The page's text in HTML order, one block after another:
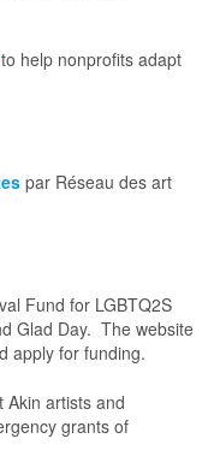
to help nonprofits adapt
par Réseau des art
Fund for LGBTQ2S
Glad Day. The website
apply for funding.
Akin artists and
grants of